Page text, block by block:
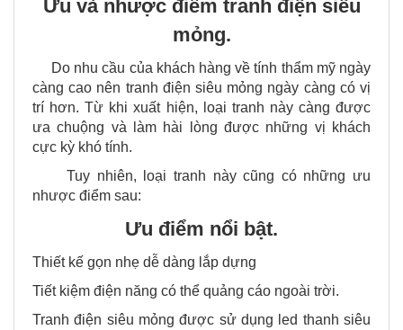
Ưu và nhược điểm tranh điện siêu
mỏng.
Do nhu cầu của khách hàng về tính thẩm mỹ ngày
càng cao nên tranh điện siêu mỏng ngày càng có vị
trí hơn. Từ khi xuất hiện, loại tranh này càng được
ưa chuộng và làm hài lòng được những vị khách
cực kỳ khó tính.
Tuy nhiên, loại tranh này cũng có những ưu
nhược điểm sau:
Ưu điểm nổi bật.
Thiết kế gọn nhẹ dễ dàng lắp dựng
Tiết kiệm điện năng có thể quảng cáo ngoài trời.
Tranh điện siêu mỏng được sử dụng led thanh siêu